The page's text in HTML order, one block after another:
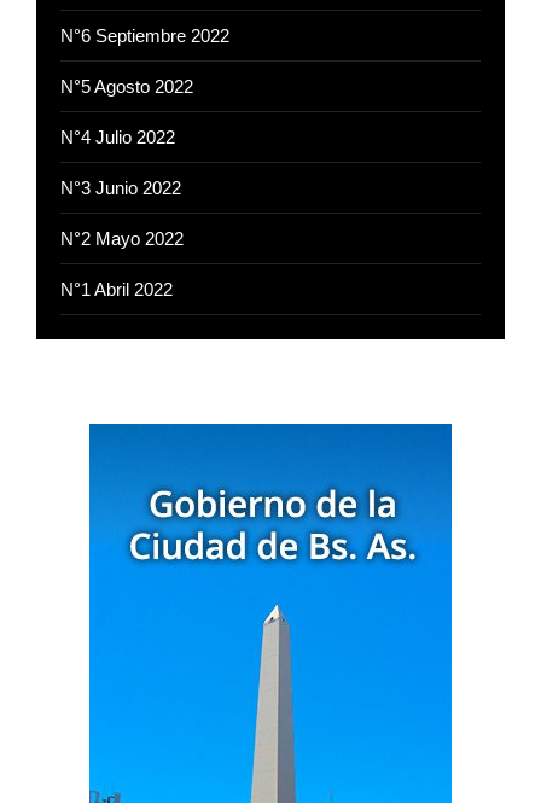
N°6 Septiembre 2022
N°5 Agosto 2022
N°4 Julio 2022
N°3 Junio 2022
N°2 Mayo 2022
N°1 Abril 2022